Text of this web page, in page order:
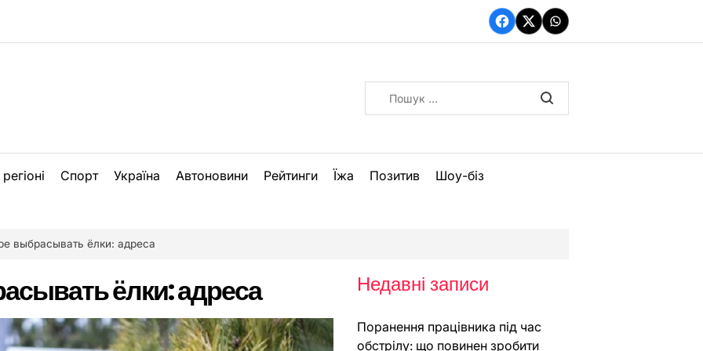
Facebook
TwitterWhatsApp
Спорт Україна Автоновини Рейтинги Їжа Позитив Шоу-біз
выбрасывать ёлки: адреса
ёлки: адреса Недавні записи
Поранення працівника під час
обстрілу: що повинен зробити